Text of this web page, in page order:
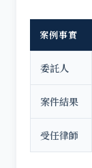
案例事實
委託人
案件結果
受任律師